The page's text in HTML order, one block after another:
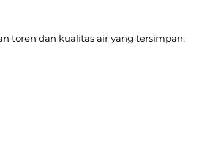
toren dan kualitas air yang tersimpan.